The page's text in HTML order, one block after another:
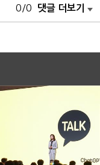
0/0 댓글 더보기